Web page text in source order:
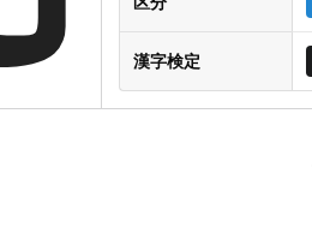
漢字検定